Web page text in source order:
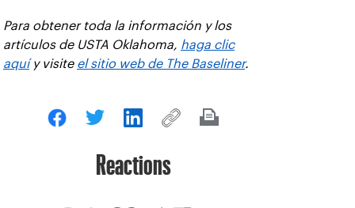
Para obtener toda la información y los
artículos de USTA Oklahoma, haga clic
aquíy visite el sitio web de The Baseliner.
Reactions